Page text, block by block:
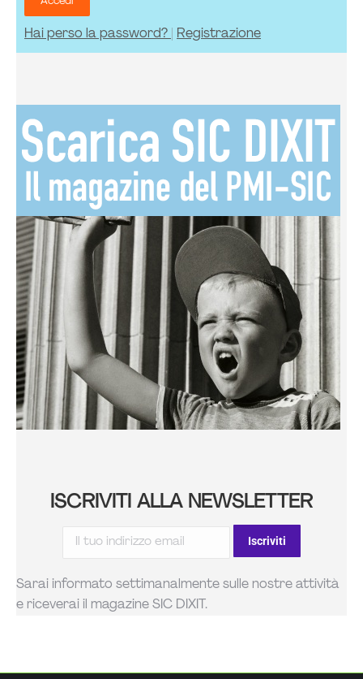
Hai perso la password? Registrazione
ISCRIVITI ALLA NEWSLETTER
Sarai informato settimanalmente sulle nostre attività
e riceverai il magazine SIC DIXIT.